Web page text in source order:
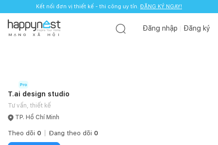
Kết nối đơn vị thiết kế - thi công uy tín. ĐĂNG KÝ NGAY!
M Ạ N G X Ã H Ộ I
Đăng nhập Đăng ký
T.ai design studio
Tư vấn, thiết kế
TP. Hồ Chí Minh
Theo dõi 0 Đang theo dõi 0